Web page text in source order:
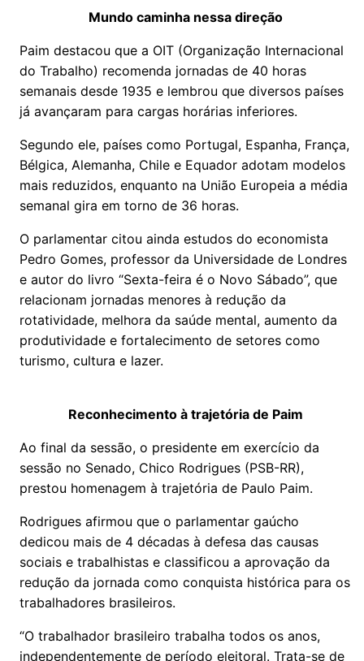
Mundo caminha nessa direção
Paim destacou que a OIT (Organização Internacional
do Trabalho) recomenda jornadas de 40 horas
semanais desde 1935 e lembrou que diversos países
já avançaram para cargas horárias inferiores.
Segundo ele, países como Portugal, Espanha, França,
Bélgica, Alemanha, Chile e Equador adotam modelos
mais reduzidos, enquanto na União Europeia a média
semanal gira em torno de 36 horas.
O parlamentar citou ainda estudos do economista
Pedro Gomes, professor da Universidade de Londres
e autor do livro “Sexta-feira é o Novo Sábado”, que
relacionam jornadas menores à redução da
rotatividade, melhora da saúde mental, aumento da
produtividade e fortalecimento de setores como
turismo, cultura e lazer.
Reconhecimento à trajetória de Paim
Ao final da sessão, o presidente em exercício da
sessão no Senado, Chico Rodrigues (PSB-RR),
prestou homenagem à trajetória de Paulo Paim.
Rodrigues afirmou que o parlamentar gaúcho
dedicou mais de 4 décadas à defesa das causas
sociais e trabalhistas e classificou a aprovação da
redução da jornada como conquista histórica para os
trabalhadores brasileiros.
“O trabalhador brasileiro trabalha todos os anos,
independentemente de período eleitoral. Trata-se de